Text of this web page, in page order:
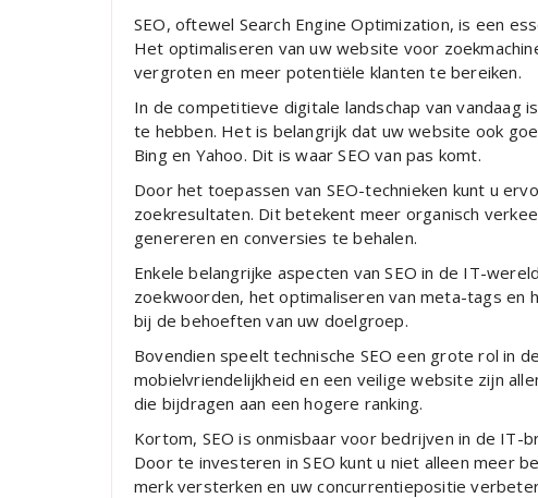
SEO, oftewel Search Engine Optimization, is een
Het optimaliseren van uw website voor
vergroten en meer potentiële klanten te bereiken.
In de competitieve digitale landschap van vandaag
te hebben. Het is belangrijk dat uw website ook
Bing en Yahoo. Dit is waar SEO van pas komt.
Door het toepassen van SEO-technieken kunt u
zoekresultaten. Dit betekent meer organisch
genereren en conversies te behalen.
Enkele belangrijke aspecten van SEO in de IT-
zoekwoorden, het optimaliseren van meta-tags en
bij de behoeften van uw doelgroep.
Bovendien speelt technische SEO een grote rol in
mobielvriendelijkheid en een veilige website zijn
die bijdragen aan een hogere ranking.
Kortom, SEO is onmisbaar voor bedrijven in de IT-
Door te investeren in SEO kunt u niet alleen meer
merk versterken en uw concurrentiepositie